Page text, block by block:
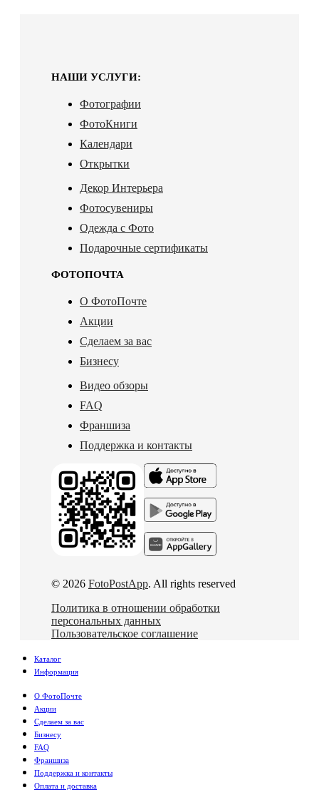
НАШИ УСЛУГИ:
Фотографии
ФотоКниги
Календари
Открытки
Декор Интерьера
Фотосувениры
Одежда с Фото
Подарочные сертификаты
ФОТОПОЧТА
О ФотоПочте
Акции
Сделаем за вас
Бизнесу
Видео обзоры
FAQ
Франшиза
Поддержка и контакты
© 2026 FotoPostApp. All rights reserved
Политика в отношении обработки
персональных данных
Пользовательское соглашение
Каталог
Информация
О ФотоПочте
Акции
Сделаем за вас
Бизнесу
FAQ
Франшиза
Поддержка и контакты
Оплата и доставка